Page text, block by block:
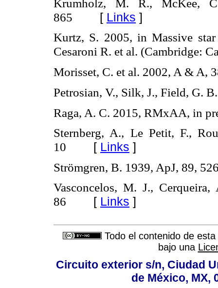
Krumholz, M. R., McKee,
865 [ Links ]
Kurtz, S. 2005, in Massive
Cesaroni R. et al. (Cambridge:
Morisset, C. et al. 2002, A & A,
Petrosian, V., Silk, J., Field, G.
Raga, A. C. 2015, RMxAA, in
Sternberg, A., Le Petit, F.,
10 [ Links ]
Strömgren, B. 1939, ApJ, 89,
Vasconcelos, M. J.,
86 [ Links ]
Todo el contenido de
bajo una
Circuito exterior s/n, Ciudad
de México, MX,